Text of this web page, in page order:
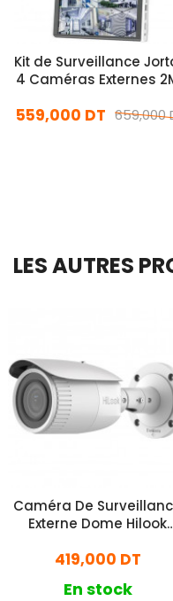
Kit de Surveillance
4 Caméras Externes
659,000
559,000 DT
LES AUTRES
Caméra De
Externe Dome Hilook
419,000 DT
En stock